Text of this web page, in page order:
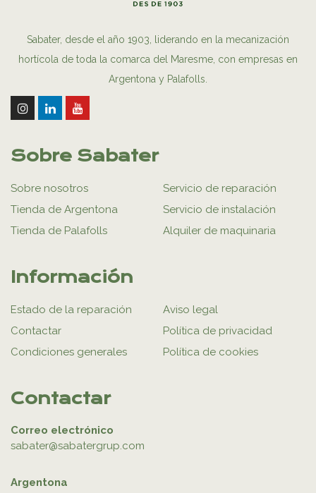
Sabater, desde el año 1903, liderando en la mecanización
hortícola de toda la comarca del Maresme, con empresas en
Argentona y Palafolls.
Sobre Sabater
Sobre nosotros
Tienda de Argentona
Tienda de Palafolls
Servicio de reparación
Servicio de instalación
Alquiler de maquinaria
Información
Estado de la reparación
Contactar
Condiciones generales
Aviso legal
Política de privacidad
Política de cookies
Contactar
Correo electrónico
sabater@sabatergrup.com
Argentona